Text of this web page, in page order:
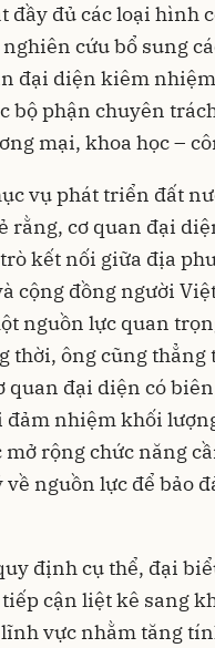
đầy đủ các loại hình
cứu bổ sung
đại diện kiêm
bộ phận chuyên
mại, khoa học –
vụ phát triển đất
rằng, cơ quan đại
kết nối giữa địa
cộng đồng người
nguồn lực quan
thời, ông cũng thẳng
quan đại diện có
đảm nhiệm khối
mở rộng chức năng
nguồn lực để bảo
định cụ thể, đại
cận liệt kê sang
vực nhằm tăng